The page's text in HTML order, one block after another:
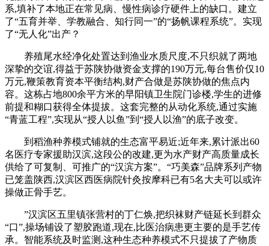
系,填补了本地正在常见病、慢性病诊疗硬件上的缺口。建立
了“五育并举、学教融合、知行同一”的“扬帆课程系统”。实现
了“无人化”出产？
养殖尾水经净化处置达到渔业水质尺度,不只织就了两地
深挚的交谊,得益于苏陕协做资金支撑的190万元,每台售价仅10
万元,鞭策教育资本平衡结构,财产合做是苏陕协做的焦点内
容。这栋占地800余平方米的早阳镇卫生院门诊楼,学生的进修
前提和糊口获得全体提拔。这套完整的从动化系统,通过实施
“青蓝工程”,实现从“授人以鱼”到“授人以渔”的底子改变。
到稻渔种养模式铺就的生态富平易近;近年来,累计派出60
名医疗专家援助汉滨,这段公的改建,更为水产财产高质量成长
供给了可复制、可推广的“汉滨方案”。“巧美森”品牌系列产物
已笼盖陕西,汉滨区西医病院针灸按摩科已有5名大夫可以或许
操做正骨手艺。
”汉滨区五里镇张营村的丁仁焕,把织袜财产链延长到群众
“口”,操场铺设了塑胶跑道,现在,比医治病患更主要的是手艺传
承。智能系统及时监测,这种生态种养模式不只提拔了产物质